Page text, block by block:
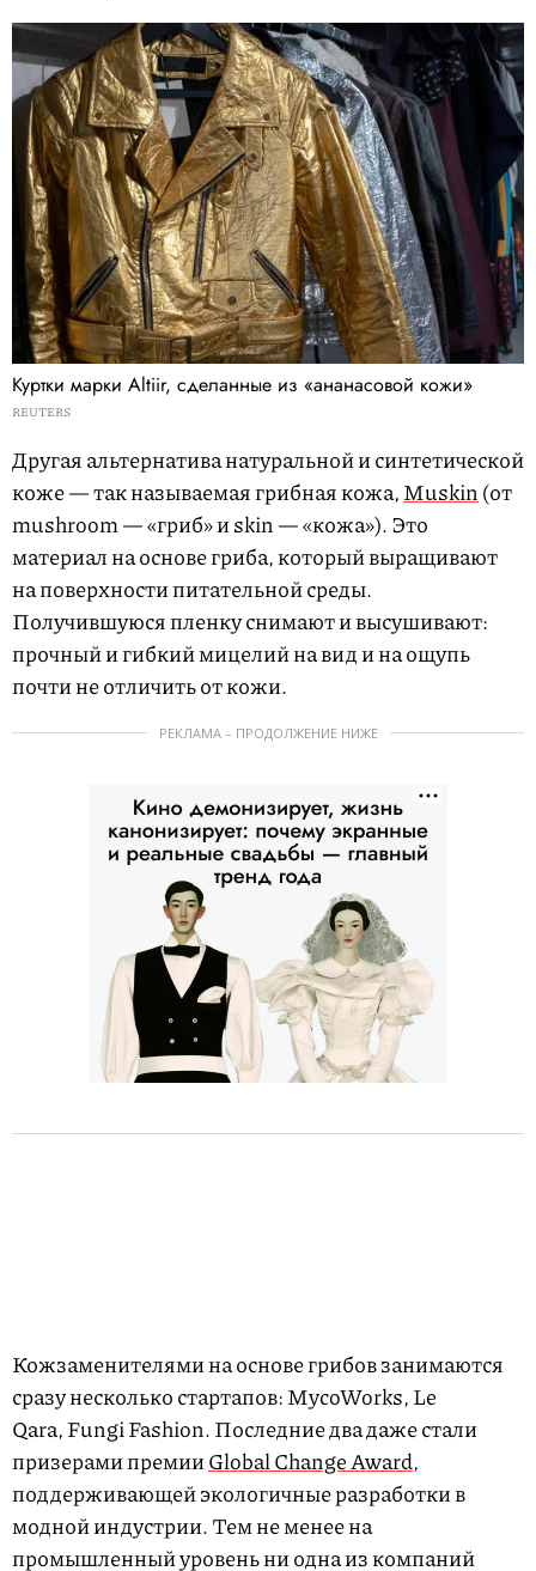
Куртки марки Altiir, сделанные из «ананасовой кожи»
REUTERS
Другая альтернатива натуральной и синтетической
коже — так называемая грибная кожа,Muskin(от
mushroom — «гриб» и skin — «кожа»). Это
материал на основе гриба, который выращивают
на поверхности питательной среды.
Получившуюся пленку снимают и высушивают:
прочный и гибкий мицелий на вид и на ощупь
почти не отличить от кожи.
РЕКЛАМА – ПРОДОЛЖЕНИЕ НИЖЕ
Кожзаменителями на основе грибов занимаются
сразу несколько стартапов: MycoWorks, Le
Qara, Fungi Fashion. Последние два даже стали
призерами премииGlobal Change Award,
поддерживающей экологичные разработки в
модной индустрии. Тем не менее на
промышленный уровень ни одна из компаний